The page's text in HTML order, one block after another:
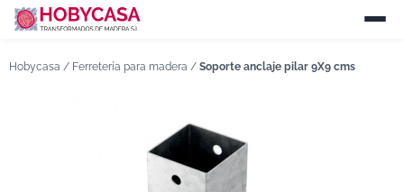
Hobycasa / Ferretería para madera / Soporte anclaje pilar 9X9 cms